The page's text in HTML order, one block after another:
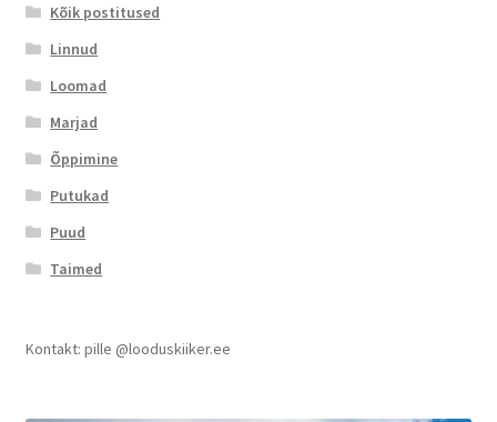
Kõik postitused
Linnud
Loomad
Marjad
Õppimine
Putukad
Puud
Taimed
Kontakt: pille @looduskiiker.ee